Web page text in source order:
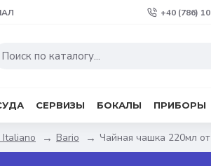
+40 (786)
СЕРВИЗЫ БОКАЛЫ ПРИБОРЫ
Bario Чайная чашка 220мл